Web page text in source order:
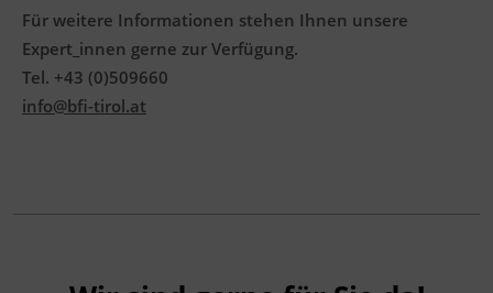
Für weitere Informationen stehen Ihnen unsere
Expert_innen gerne zur Verfügung.
Tel. +43 (0)509660
info@bfi-tirol.at